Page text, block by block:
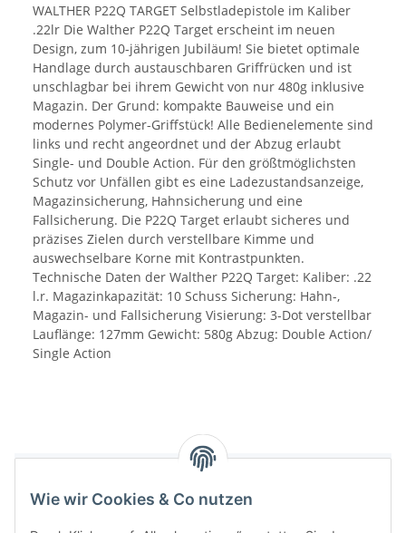
Wie wir Cookies & Co nutzen
WALTHER P22Q TARGET Selbstladepistole im Kaliber
.22lr Die Walther P22Q Target erscheint im neuen
Design, zum 10-jährigen Jubiläum! Sie bietet optimale
Handlage durch austauschbaren Griffrücken und ist
unschlagbar bei ihrem Gewicht von nur 480g inklusive
Magazin. Der Grund: kompakte Bauweise und ein
modernes Polymer-Griffstück! Alle Bedienelemente sind
links und recht angeordnet und der Abzug erlaubt
Single- und Double Action. Für den größtmöglichsten
Schutz vor Unfällen gibt es eine Ladezustandsanzeige,
Magazinsicherung, Hahnsicherung und eine
Fallsicherung. Die P22Q Target erlaubt sicheres und
präzises Zielen durch verstellbare Kimme und
auswechselbare Korne mit Kontrastpunkten.
Technische Daten der Walther P22Q Target: Kaliber: .22
l.r. Magazinkapazität: 10 Schuss Sicherung: Hahn-,
Magazin- und Fallsicherung Visierung: 3-Dot verstellbar
Lauflänge: 127mm Gewicht: 580g Abzug: Double Action/
Single Action
Benachrichtigen, wenn verfügbar